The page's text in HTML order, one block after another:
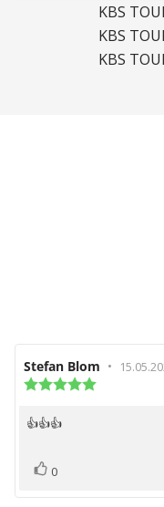
KBS
KBS
KBS
Recensionsförfattare:
Stefan Blom •
Recensionstext:
👍👍👍
Rösta
upp
0